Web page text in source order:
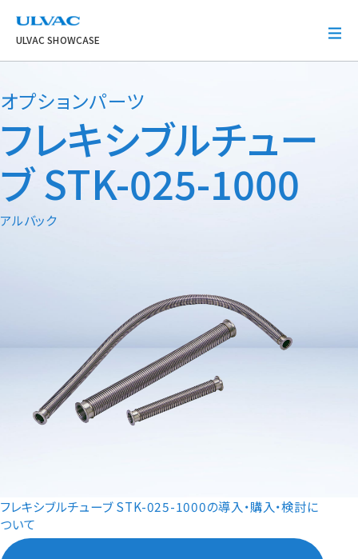
ULVAC
ULVAC SHOWCASE
オプションパーツ
フレキシブルチュー
ブ STK-025-1000
アルバック
フレキシブルチューブ STK-025-1000の導入・購入・検討に
ついて